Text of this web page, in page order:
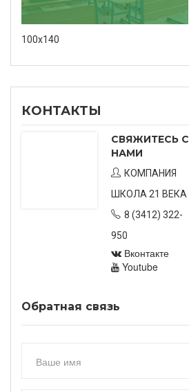
100х140
КОНТАКТЫ
СВЯЖИТЕСЬ С
НАМИ
КОМПАНИЯ
ШКОЛА 21 ВЕКА
8 (3412) 322-
950
Вконтакте
Youtube
Обратная связь